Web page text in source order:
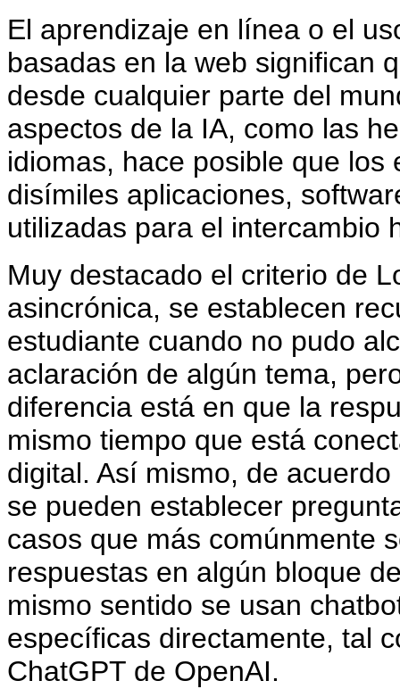
El aprendizaje en línea o el
basadas en la web significan
desde cualquier parte del
aspectos de la IA, como las
idiomas, hace posible que
disímiles aplicaciones,
utilizadas para el intercambio
Muy destacado el criterio de
asincrónica, se establecen
estudiante cuando no pudo
aclaración de algún tema,
diferencia está en que la
mismo tiempo que está
digital. Así mismo, de
se pueden establecer
casos que más comúnmente
respuestas en algún bloque
mismo sentido se usan
específicas directamente, tal
ChatGPT de OpenAI.